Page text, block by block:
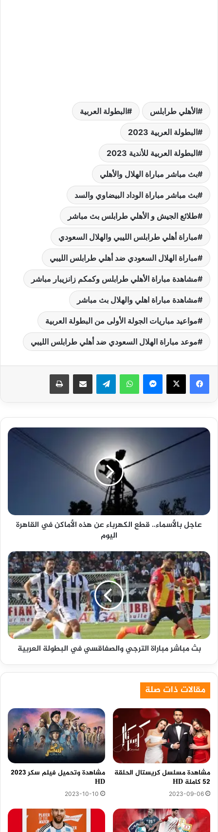
الأهلي طرابلس البطولة العربية
البطولة العربية 2023
البطولة العربية للأندية 2023
بث مباشر مباراة الهلال والأهلي
بث مباشر مباراة الوداد البيضاوي والسد
طلائع الجيش و الأهلي طرابلس بث مباشر
مباراة أهلي طرابلس الليبي والهلال السعودي
مباراة الهلال السعودي ضد أهلي طرابلس الليبي
مشاهدة مباراة الأهلي طرابلس وكمكم زانزيبار مباشر
مشاهدة مباراة اهلي والهلال بث مباشر
مواعيد مباريات الجولة الأولى من البطولة العربية
موعد مباراة الهلال السعودي ضد أهلي طرابلس الليبي
فيسبوك ‫X ماسنجر واتساب تيلقرام مشاركة عبر البريد طباعة
عاجل
بالأسماء..
عن
القاهرة
اليومعاجل بالأسماء.. قطع الكهرباء عن هذه الأماكن في القاهرة
اليوم
بث
مباشر
مباراة
الترجي
والصفاقسي
في
البطولة
العربية
بث مباشر مباراة الترجي والصفاقسي في البطولة العربية
مقالات ذات صلة
مشاهدة مسلسل كريستال الحلقة
52 كاملة HD
2023-09-06
مشاهدة وتحميل فيلم سكر 2023
HD
2023-10-10